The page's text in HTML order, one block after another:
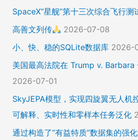
SpaceX“星舰”第十三次综合飞行测
高善文列传
2026-07-08
小、快、稳的SQLite数据库 2026-
美国最高法院在 Trump v. Barbara
2026-07-01
SkyJEPA模型，实现四旋翼无人机
可解释、实时性和零样本任务泛化
通过构造了“有益特质”数据集的强